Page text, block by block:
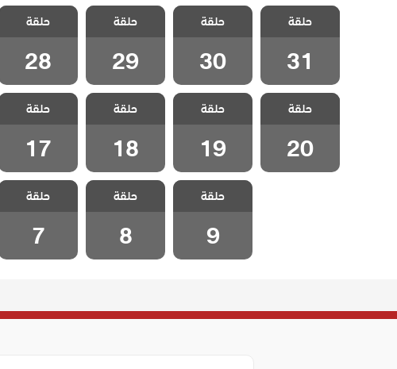
مسلسل اضنالي
الحلقة 31
حلقة
31
مسلسل اضنالي
الحلقة 30
حلقة
30
مسلسل اضنالي
الحلقة 29
حلقة
29
مسلسل اضنالي
الحلقة 28
حلقة
28
مسلسل اضنالي
الحلقة 20
حلقة
20
مسلسل اضنالي
الحلقة 19
حلقة
19
مسلسل اضنالي
الحلقة 18
حلقة
18
مسلسل اضنالي
الحلقة 17
حلقة
17
مسلسل اضنالي
الحلقة 9
حلقة
9
مسلسل اضنالي
الحلقة 8
حلقة
8
مسلسل اضنالي
الحلقة 7
حلقة
7